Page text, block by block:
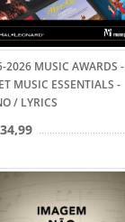
2026 MUSIC AWARDS -
MUSIC ESSENTIALS -
/ LYRICS